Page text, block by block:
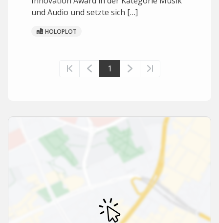
und Audio und setzte sich […]
HOLOPLOT
1